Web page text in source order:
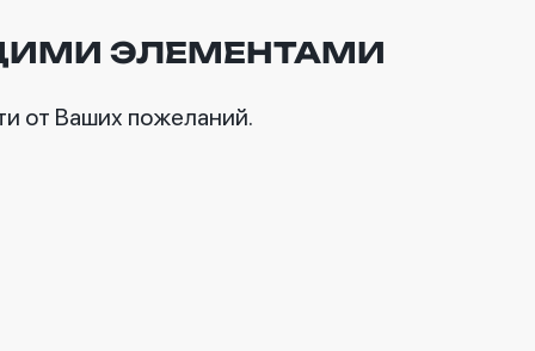
ЭЛЕМЕНТАМИ
от Ваших пожеланий.